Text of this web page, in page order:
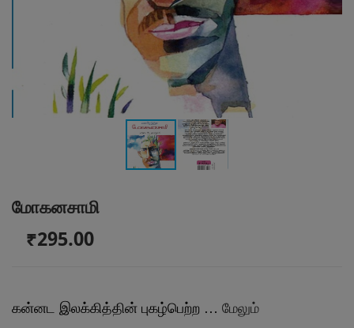
மோகனசாமி
₹295.00
கன்னட இலக்கித்தின் புகழ்பெற்ற … மேலும்